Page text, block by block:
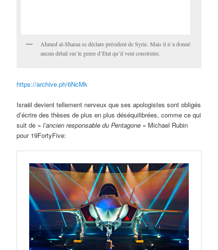
Ahmed al-Sharaa se déclare président de Syrie. Mais il n’a donné
aucun détail sur le genre d’Etat qu’il veut construire.
https://archive.ph/6NcMk
Israël devient tellement nerveux que ses apologistes sont obligés
d’écrire des thèses de plus en plus déséquilibrées, comme ce qui
suit de «l’ancien responsable du Pentagone » Michael Rubin
pour 19FortyFive: